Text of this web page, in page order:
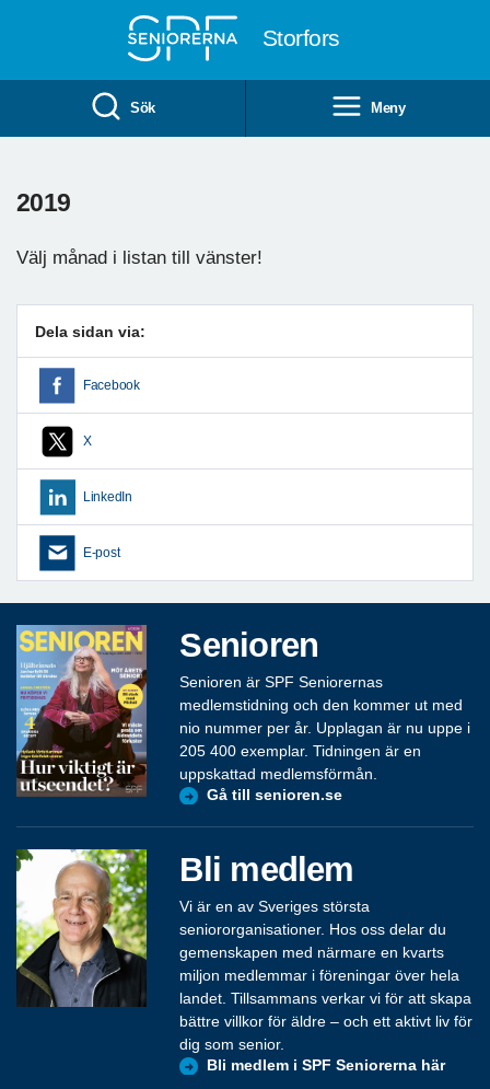
Storfors
Sök Meny
2019
Välj månad i listan till vänster!
Dela sidan via:
Facebook
X
LinkedIn
E-post
Senioren
Senioren är SPF Seniorernas
medlemstidning och den kommer ut med
nio nummer per år. Upplagan är nu uppe i
205 400 exemplar. Tidningen är en
uppskattad medlemsförmån.
Gå till senioren.se
Bli medlem
Vi är en av Sveriges största
seniororganisationer. Hos oss delar du
gemenskapen med närmare en kvarts
miljon medlemmar i föreningar över hela
landet. Tillsammans verkar vi för att skapa
bättre villkor för äldre – och ett aktivt liv för
dig som senior.
Bli medlem i SPF Seniorerna här